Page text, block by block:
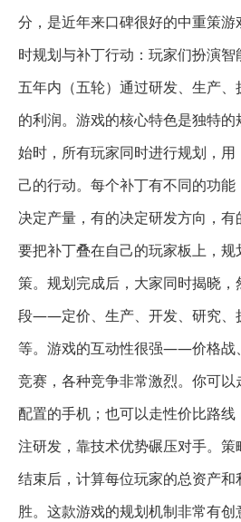
分，是近年来口碑很好的中重策
时规划与补丁行动：玩家们扮演智
五年内（五轮）通过研发、生产
的利润。游戏的核心特色是独特
始时，所有玩家同时进行规划，
己的行动。每个补丁有不同的功
决定产量，有的决定研发方向，
要把补丁叠在自己的玩家板上，
策。规划完成后，大家同时揭晓
段——定价、生产、开发、研究、
等。游戏的互动性很强——价格战
竞赛，各种竞争非常激烈。你可
配置的手机；也可以走性价比路
注研发，靠技术优势碾压对手。
结束后，计算每位玩家的总资产
胜。这款游戏的规划机制非常有